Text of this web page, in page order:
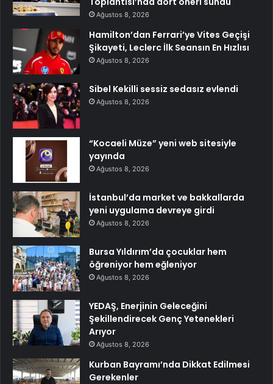
Ağustos 8, 2026
Hamilton’dan Ferrari’ye Vites Geçişi
Şikayeti, Leclerc İlk Seansın En Hızlısı
Ağustos 8, 2026
Sibel Kekilli sessiz sedasız evlendi
Ağustos 8, 2026
“Kocaeli Müze” yeni web sitesiyle
yayında
Ağustos 8, 2026
İstanbul’da market ve bakkallarda
yeni uygulama devreye girdi
Ağustos 8, 2026
Bursa Yıldırım’da çocuklar hem
öğreniyor hem eğleniyor
Ağustos 8, 2026
YEDAŞ, Enerjinin Geleceğini
Şekillendirecek Genç Yetenekleri
Arıyor
Ağustos 8, 2026
Kurban Bayramı’nda Dikkat Edilmesi
Gerekenler